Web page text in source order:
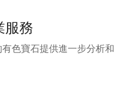
服務
色寶石提供進一步分析和